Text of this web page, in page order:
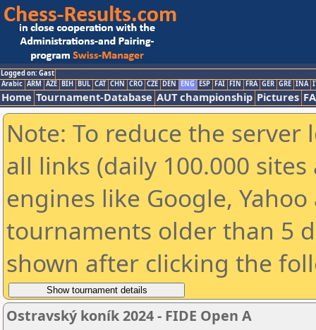
Logged on: Gast
Arabic ARM AZE BIH BUL CAT CHN CRO CZE DEN ENG ESP FAI FIN FRA GER GRE INA
Home Tournament-Database AUT championship Pictures
Note: To reduce the
all links (daily 100.000
engines like Google,
tournaments older than 5
shown after clicking the
Ostravský koník 2024 - FIDE Open A